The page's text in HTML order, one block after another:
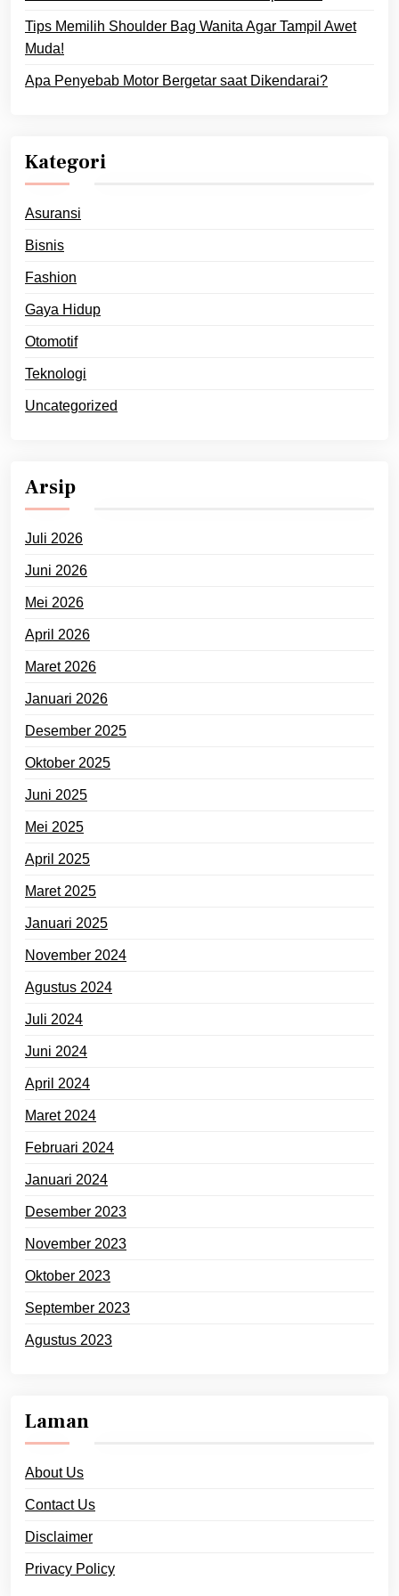
Tips Memilih Shoulder Bag Wanita Agar Tampil Awet
Muda!
Apa Penyebab Motor Bergetar saat Dikendarai?
Kategori
Asuransi
Bisnis
Fashion
Gaya Hidup
Otomotif
Teknologi
Uncategorized
Arsip
Juli 2026
Juni 2026
Mei 2026
April 2026
Maret 2026
Januari 2026
Desember 2025
Oktober 2025
Juni 2025
Mei 2025
April 2025
Maret 2025
Januari 2025
November 2024
Agustus 2024
Juli 2024
Juni 2024
April 2024
Maret 2024
Februari 2024
Januari 2024
Desember 2023
November 2023
Oktober 2023
September 2023
Agustus 2023
Laman
About Us
Contact Us
Disclaimer
Privacy Policy